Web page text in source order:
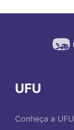
UFU
Conheça a UFU